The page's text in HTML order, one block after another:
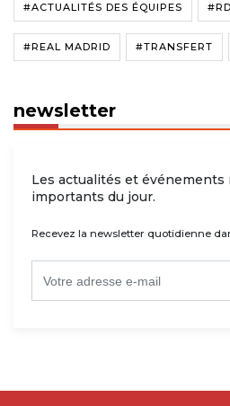
#ACTUALITÉS DES ÉQUIPES
#REAL MADRID #TRANSFERT
newsletter
Les actualités et événements
importants du jour.
Recevez la newsletter quotidienne